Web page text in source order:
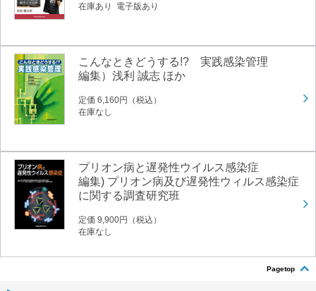
在庫あり 電子版あり
こんなときどうする!? 実践感染管理
編集）浅利 誠志 ほか
定価 6,160円（税込）
在庫なし
プリオン病と遅発性ウイルス感染症
編集) プリオン病及び遅発性ウィルス感染症
に関する調査研究班
定価 9,900円（税込）
在庫なし
Pagetop